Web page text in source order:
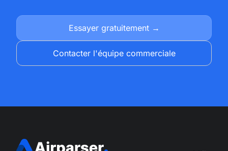
Essayer gratuitement →
Contacter l'équipe commerciale